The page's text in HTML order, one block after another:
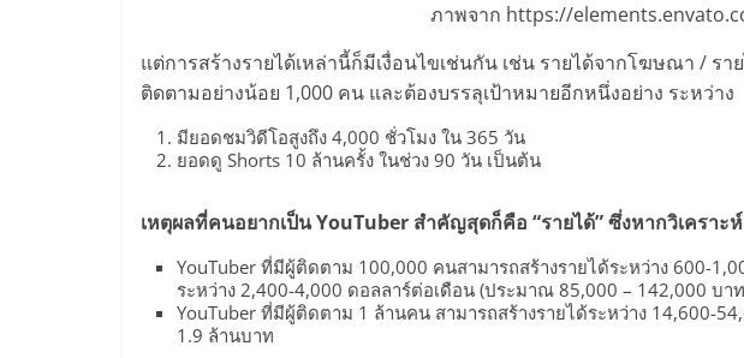
ไชส์
ขาย
แฟ
รน
ไชส์
ภาพจาก https://
แต่การสร้างรายได้เหล่านี้ก็มีเงื่อนไขเช่นกัน เช่น รายได้จากโฆษณา / ร
ติดตามอย่างน้อย 1,000 คน และต้องบรรลุเป้าหมายอีกหนึ่งอย่าง ระหว่าง
มียอดชมวิดีโอสูงถึง 4,000 ชั่วโมง ใน 365 วัน
ยอดดู Shorts 10 ล้านครั้ง ในช่วง 90 วัน เป็นต้น
เหตุผลที่คนอยากเป็น YouTuber สำคัญสุดก็คือ “รายได้” ซึ่งหากวิเคราะ
YouTuber ที่มีผู้ติดตาม 100,000 คนสามารถสร้างรายได้ระหว่าง 600-
ระหว่าง 2,400-4,000 ดอลลาร์ต่อเดือน (ประมาณ 85,000 – 142,000 บา
YouTuber ที่มีผู้ติดตาม 1 ล้านคน สามารถสร้างรายได้ระหว่าง 14,600-
1.9 ล้านบาท